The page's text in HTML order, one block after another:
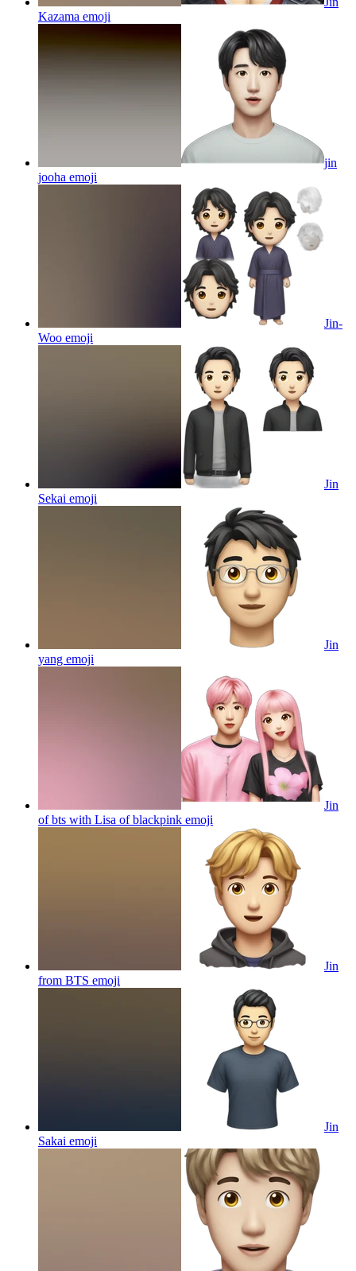
Kazama emoji
jin
jooha emoji
Jin-
Woo emoji
Jin
Sekai emoji
Jin
yang emoji
Jin
of bts with Lisa of blackpink emoji
Jin
from BTS emoji
Jin
Sakai emoji